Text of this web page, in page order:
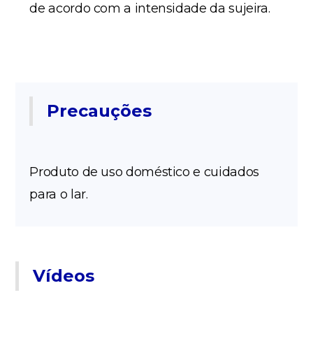
de acordo com a intensidade da sujeira.
Precauções
Produto de uso doméstico e cuidados
para o lar.
Vídeos